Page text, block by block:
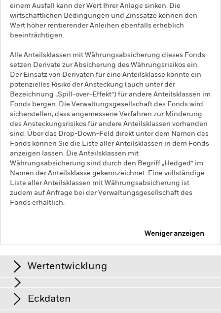
einem Ausfall kann der Wert Ihrer Anlage sinken. Die
wirtschaftlichen Bedingungen und Zinssätze können den
Wert höher rentierender Anleihen ebenfalls erheblich
beeinträchtigen.
Alle Anteilsklassen mit Währungsabsicherung dieses Fonds
setzen Derivate zur Absicherung des Währungsrisikos ein.
Der Einsatz von Derivaten für eine Anteilsklasse könnte ein
potenzielles Risiko der Ansteckung (auch unter der
Bezeichnung „Spill-over-Effekt“) für andere Anteilsklassen im
Fonds bergen. Die Verwaltungsgesellschaft des Fonds wird
sicherstellen, dass angemessene Verfahren zur Minderung
des Ansteckungsrisikos für andere Anteilsklassen vorhanden
sind. Über das Drop-Down-Feld direkt unter dem Namen des
Fonds können Sie die Liste aller Anteilsklassen in dem Fonds
anzeigen lassen. Die Anteilsklassen mit
Währungsabsicherung sind durch den Begriff „Hedged“ im
Namen der Anteilsklasse gekennzeichnet. Eine vollständige
Liste aller Anteilsklassen mit Währungsabsicherung ist
zudem auf Anfrage bei der Verwaltungsgesellschaft des
Fonds erhältlich.
Weniger anzeigen
UCITS ETF
Wertentwicklung
Zinsschwankungen, Änderungen des Kreditrisikos und/oder
der Ausfall eines Emittenten haben wesentliche
Eckdaten